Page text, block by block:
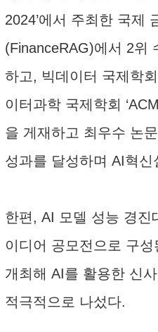
2024’에서 주최한 국제
(FinanceRAG)에서 2위
하고, 빅데이터 국제학회
이터과학 국제학회
을 게재하고 최우수 논
성과를 달성하며 AI혁
한편, AI 모델 성능 경진
이디어 공모전으로 구성
개최해 AI를 활용한 신
적극적으로 나섰다.